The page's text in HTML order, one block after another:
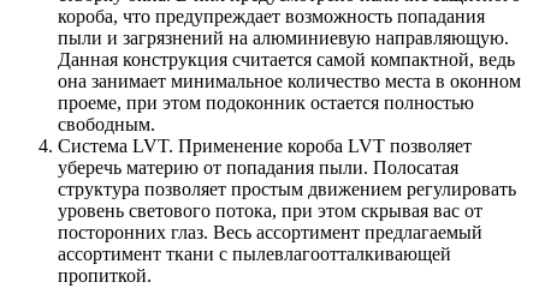
короба, что предупреждает возможность попадания
пыли и загрязнений на алюминиевую направляющую.
Данная конструкция считается самой компактной, ведь
она занимает минимальное количество места в оконном
проеме, при этом подоконник остается полностью
свободным.
Система LVT. Применение короба LVT позволяет
уберечь материю от попадания пыли. Полосатая
структура позволяет простым движением регулировать
уровень светового потока, при этом скрывая вас от
посторонних глаз. Весь ассортимент предлагаемый
ассортимент ткани с пылевлагоотталкивающей
пропиткой.